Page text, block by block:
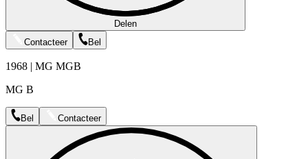
Delen
Contacteer
Bel
1968 | MG MGB
MG B
Bel Contacteer